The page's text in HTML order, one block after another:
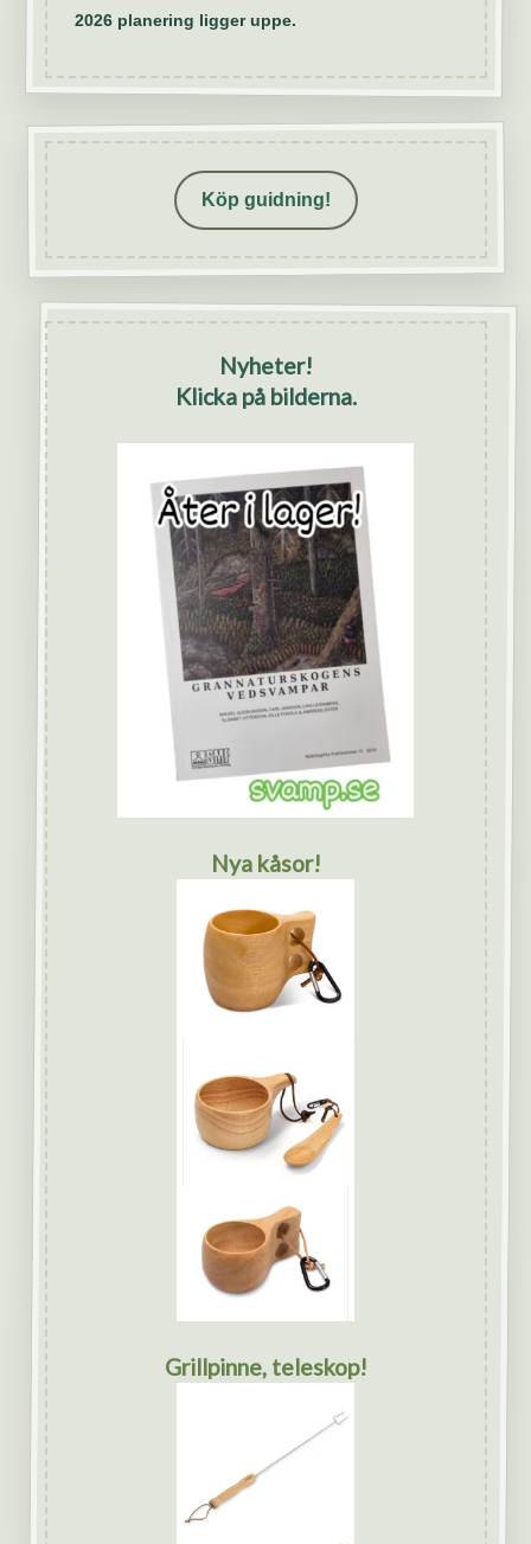
2026 planering ligger uppe.
Köp guidning!
Nyheter!
Klicka på bilderna.
Nya kåsor!
Grillpinne, teleskop!